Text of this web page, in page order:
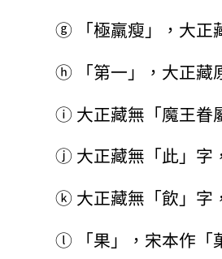
ⓖ 「極羸瘦」，大
ⓗ 「第一」，大正
ⓘ 大正藏無「魔王眷
ⓙ 大正藏無「此」字
ⓚ 大正藏無「飲」字
ⓛ 「果」，宋本作「